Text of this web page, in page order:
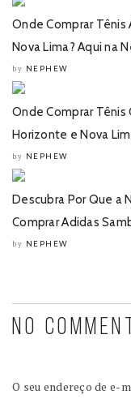
Onde Comprar
Nova Lima? Aqui na
by NEPHEW
Onde Comprar Tênis
Horizonte e Nova
by NEPHEW
Descubra Por Que a
Comprar Adidas
by NEPHEW
NO COMMENT
O seu endereço de e-